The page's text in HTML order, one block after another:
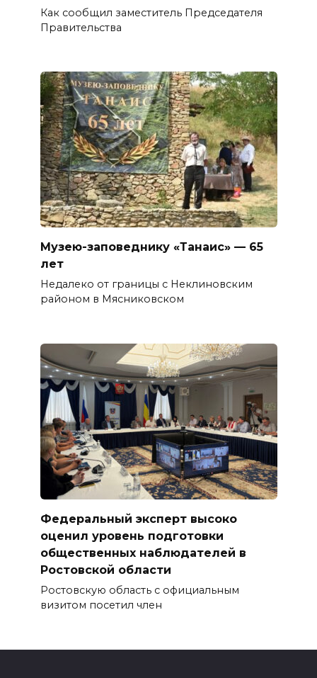
Как сообщил заместитель Председателя
Правительства
Музею-заповеднику «Танаис» — 65
лет
Недалеко от границы с Неклиновским
районом в Мясниковском
Федеральный эксперт высоко
оценил уровень подготовки
общественных наблюдателей в
Ростовской области
Ростовскую область с официальным
визитом посетил член